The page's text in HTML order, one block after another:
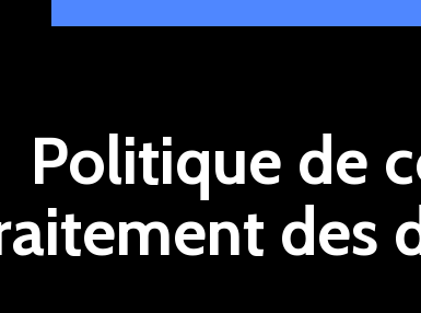
Politique de
des